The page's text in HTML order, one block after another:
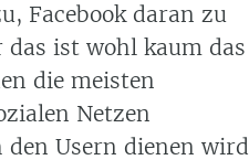
Facebook daran zu
ist wohl kaum das
die meisten
Netzen
den Usern dienen wird